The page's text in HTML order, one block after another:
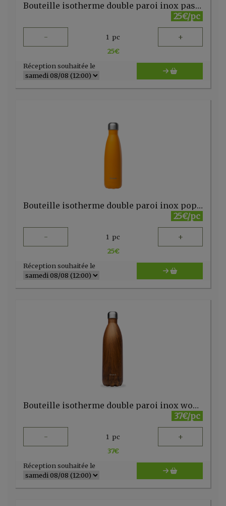
Bouteille isotherme double paroi inox pastel vert 500ml Qwetch
25€/pc
- 1 pc +
25€
Réception souhaitée le
Bouteille isotherme double paroi inox pop orange 500ml Qwetch
25€/pc
- 1 pc +
25€
Réception souhaitée le
Bouteille isotherme double paroi inox wood 750ml Qwetch
37€/pc
- 1 pc +
37€
Réception souhaitée le